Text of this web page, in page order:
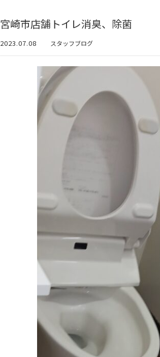
宮崎市店舗トイレ消臭、除菌
2023.07.08 スタッフブログ